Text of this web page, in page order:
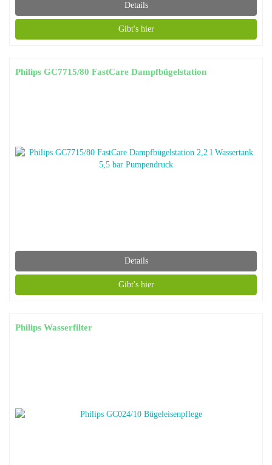
Details
Gibt's hier
Philips GC7715/80 FastCare Dampfbügelstation
Details
Gibt's hier
Philips Wasserfilter